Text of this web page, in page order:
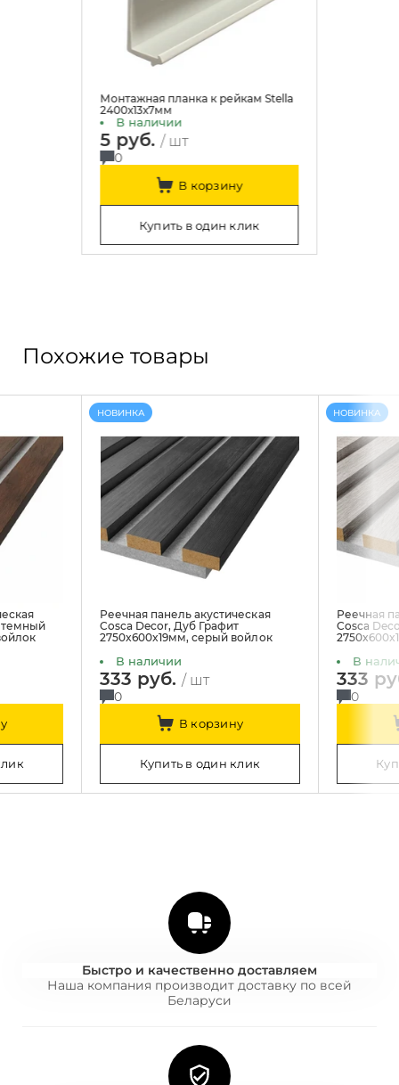
Монтажная планка к рейкам Stella
2400х13х7мм
В наличии
5 руб./ шт
0
В корзину
Купить в один клик
Похожие товары
темный
НОВИНКА
Реечная панель акустическая
Cosca Decor, Дуб Графит
2750x600x19мм, серый войлок
В наличии
333 руб./ шт
0
В корзину
Купить в один клик
НОВИНКА
Реечная
Cosca
В
333
0
Быстро и качественно доставляем
Наша компания производит доставку по всей
Беларуси